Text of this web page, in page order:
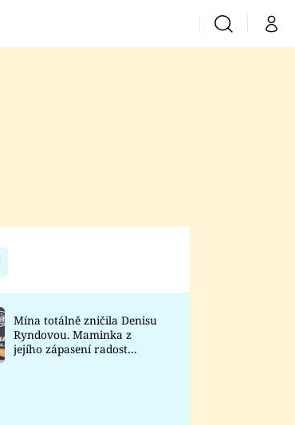
VyhledáváníMůj
Prima Lajk
Sledujte nás
Mína totálně zničila Denisu
Ryndovou. Maminka z
jejího zápasení radost